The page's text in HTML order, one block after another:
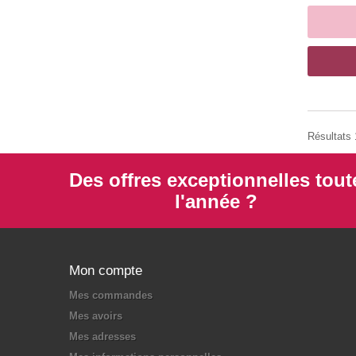
Résultats
Des offres exceptionnelles
l'année ?
Mon compte
Mes commandes
Mes avoirs
Mes adresses